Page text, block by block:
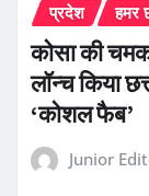
प्रदेश हमर
कोसा की
लॉन्च किया
‘कोशल फैब’
Junior